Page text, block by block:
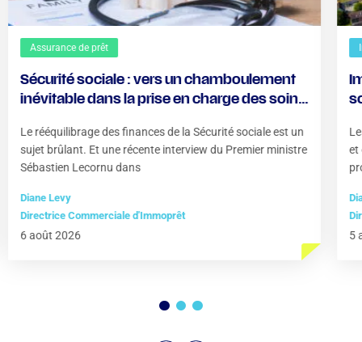
Assurance de prêt
Sécurité sociale : vers un chamboulement
inévitable dans la prise en charge des soins
Le rééquilibrage des finances de la Sécurité sociale est un
sujet brûlant. Et une récente interview du Premier ministre
Sébastien Lecornu dans
Diane Levy
Directrice Commerciale d'Immoprêt
6 août 2026
et
5